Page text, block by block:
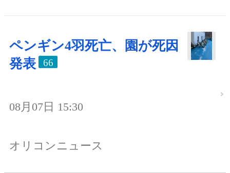
ペンギン4羽死亡、園が死因
発表
66
08月07日 15:30
オリコンニュース